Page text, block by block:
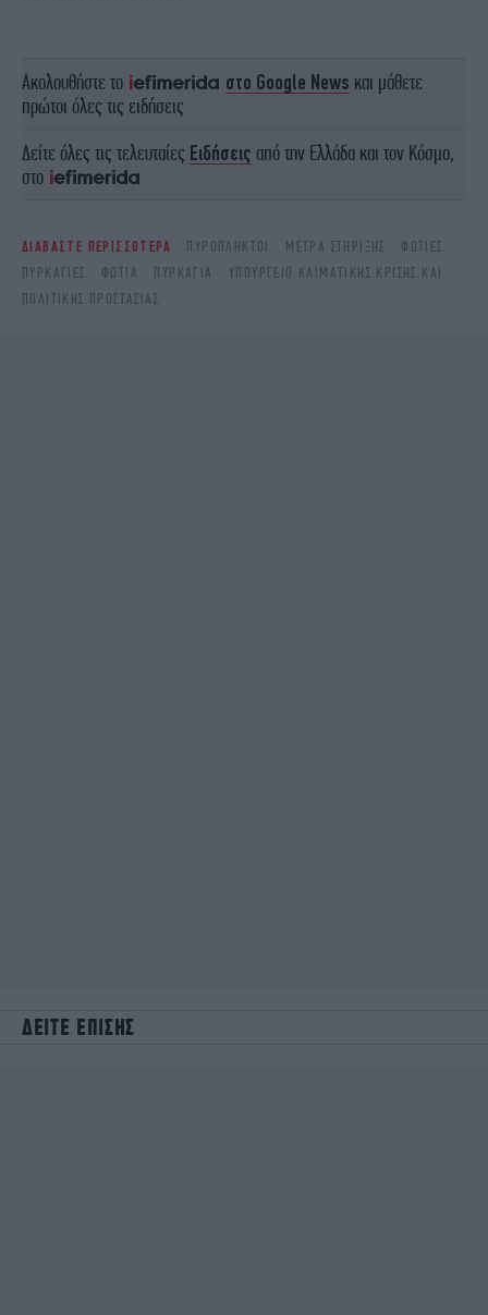
Ακολουθήστε το στο Google News και μάθετε
πρώτοι όλες τις ειδήσεις
Δείτε όλες τις τελευταίες Ειδήσεις από την Ελλάδα και τον Κόσμο,
στο
ΔΙΑΒΑΣΤΕ ΠΕΡΙΣΣΟΤΕΡΑ ΠΥΡΌΠΛΗΚΤΟΙ ΜΈΤΡΑ ΣΤΉΡΙΞΗΣ
ΦΩΤΙΈΣ
ΠΥΡΚΑΓΙΈΣ
ΦΩΤΙΆ ΠΥΡΚΑΓΙΆ
ΥΠΟΥΡΓΕΙΟ ΚΛΙΜΑΤΙΚΗΣ ΚΡΙΣΗΣ ΚΑΙ
ΠΟΛΙΤΙΚΗΣ ΠΡΟΣΤΑΣΙΑΣ
ΔΕΙΤΕ ΕΠΙΣΗΣ